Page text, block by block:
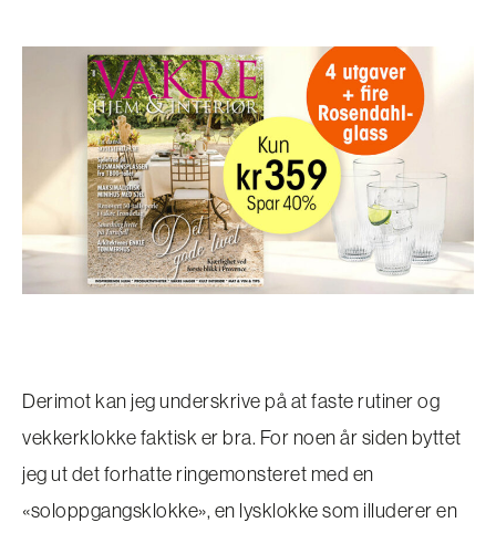
Derimot kan jeg underskrive på at faste rutiner og
vekkerklokke faktisk er bra. For noen år siden byttet
jeg ut det forhatte ringemonsteret med en
«soloppgangsklokke», en lysklokke som illuderer en